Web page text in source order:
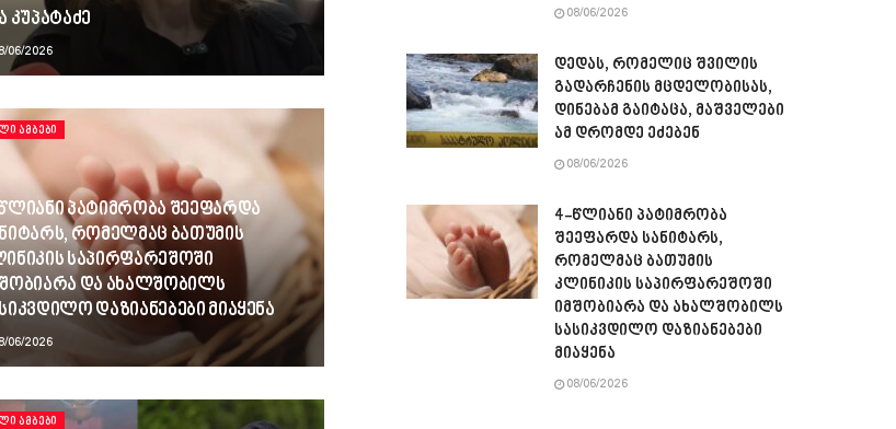
კუპატაძე
06/2026
ᲐᲛᲑᲔᲑᲘ
პატიმრობა შეეფარდა
რომელმაც ბათუმის
საპირფარეშოში
და ახალშობილს
დაზიანებები მიაყენა
06/2026
ᲐᲛᲑᲔᲑᲘ
08/06/2026
დედას, რომელიც შვილის
გადარჩენის მცდელობისას,
დინებამ გაიტაცა, მაშველები
ამ დრომდე ეძებენ
08/06/2026
4-წლიანი პატიმრობა
შეეფარდა სანიტარს,
რომელმაც ბათუმის
კლინიკის საპირფარეშოში
იმშობიარა და ახალშობილს
სასიკვდილო დაზიანებები
მიაყენა
08/06/2026